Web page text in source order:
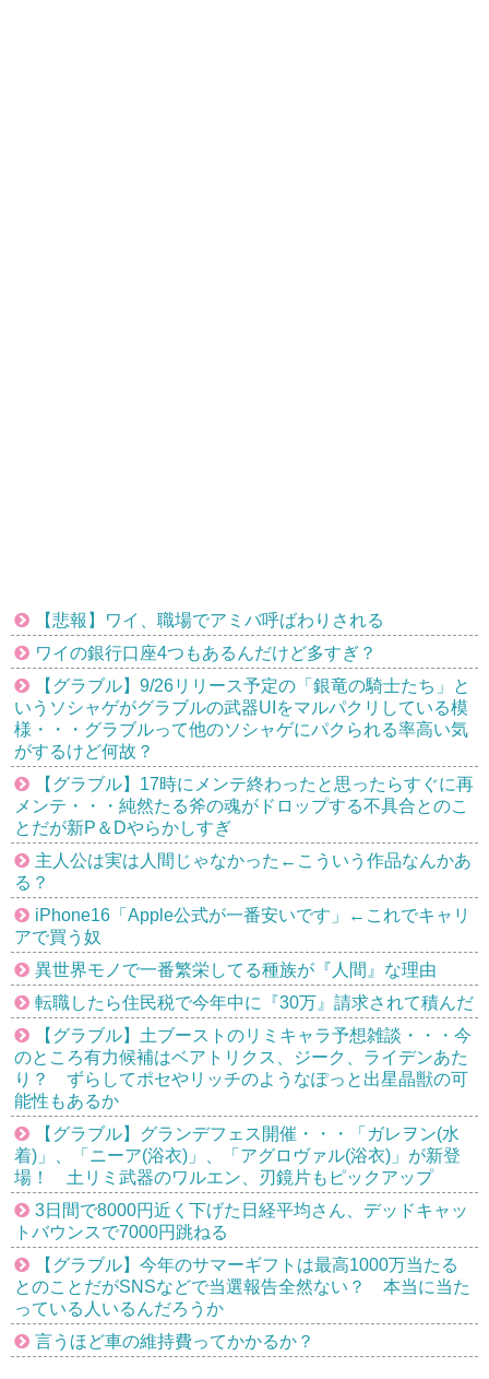
【悲報】ワイ、職場でアミバ呼ばわりされる
ワイの銀行口座4つもあるんだけど多すぎ？
【グラブル】9/26リリース予定の「銀竜の騎士たち」と
いうソシャゲがグラブルの武器UIをマルパクリしている模
様・・・グラブルって他のソシャゲにパクられる率高い気
がするけど何故？
【グラブル】17時にメンテ終わったと思ったらすぐに再
メンテ・・・純然たる斧の魂がドロップする不具合とのこ
とだが新P＆Dやらかしすぎ
主人公は実は人間じゃなかった←こういう作品なんかあ
る？
iPhone16「Apple公式が一番安いです」←これでキャリ
アで買う奴
異世界モノで一番繁栄してる種族が『人間』な理由
転職したら住民税で今年中に『30万』請求されて積んだ
【グラブル】土ブーストのリミキャラ予想雑談・・・今
のところ有力候補はベアトリクス、ジーク、ライデンあた
り？ ずらしてポセやリッチのようなぽっと出星晶獣の可
能性もあるか
【グラブル】グランデフェス開催・・・「ガレヲン(水
着)」、「ニーア(浴衣)」、「アグロヴァル(浴衣)」が新登
場！ 土リミ武器のワルエン、刃鏡片もピックアップ
3日間で8000円近く下げた日経平均さん、デッドキャッ
トバウンスで7000円跳ねる
【グラブル】今年のサマーギフトは最高1000万当たる
とのことだがSNSなどで当選報告全然ない？ 本当に当た
っている人いるんだろうか
言うほど車の維持費ってかかるか？